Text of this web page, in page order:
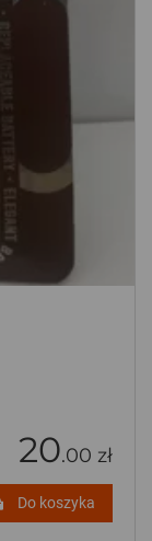
20.00 zł
Do koszyka